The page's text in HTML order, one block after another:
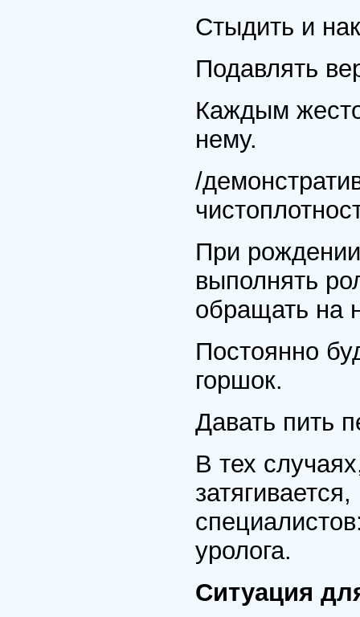
Стыдить и
Подавлять
Каждым
нему.
/
При
выполнять
обращать на
Постоянно
горшок.
Давать пить
В тех
уролога.
Ситуация